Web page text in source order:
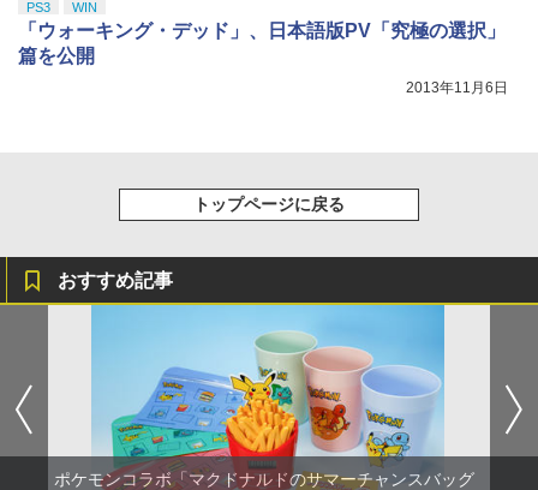
PS3 WIN
「ウォーキング・デッド」、日本語版PV「究極の選択」
篇を公開
2013年11月6日
トップページに戻る
おすすめ記事
ポケモンコラボ「マクドナルドのサマーチャンスバッグ